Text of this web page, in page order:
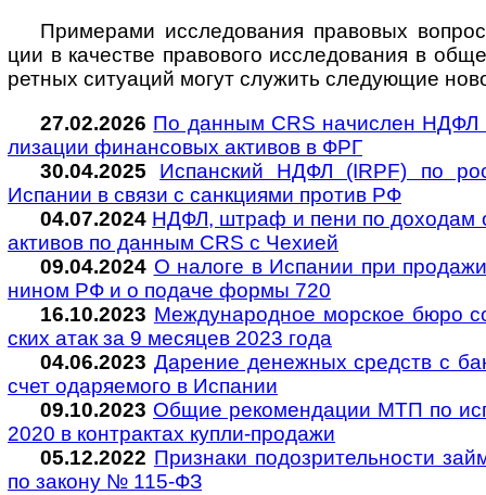
Примерами исследования правовых
ции в каче­стве пра­во­вого иссле­до­ва­ния в
рет­ных ситу­а­ций могут слу­жить сле­дую­щие
27.02.2026 По данным CRS начис­лен
ли­за­ции фи­нан­со­вых ак­ти­вов в ФРГ
30.04.2025
Испанский НДФЛ (IRPF) по
Испа­нии в связи с сан­к­ци­ями про­тив РФ
04.07.2024 НДФЛ, штраф и пе­ни по до­хо­дам
ак­ти­вов по дан­ным CRS с Че­хи­ей
09.04.2024 О налоге в Ис­па­нии при
ни­ном РФ и о по­да­че фор­мы 720
16.10.2023 Международное морское бюро
ских атак за 9 меся­цев 2023 года
04.06.2023 Дарение денежных средств с
счет ода­ря­е­мого в Испании
09.10.2023 Общие ре­ко­мен­да­ции МТП по
2020 в кон­т­рак­тах куп­ли-­про­да­жи
05.12.2022 Признаки по­до­з­ри­тель­нос­ти
по за­ко­ну № 115-ФЗ